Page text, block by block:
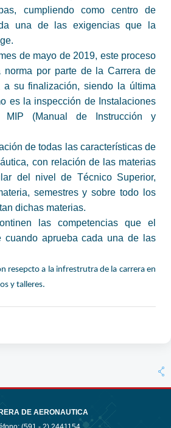
cumpliendo como centro de
una de las exigencias que la
de mayo de 2019, este proceso
norma por parte de la Carrera de
a su finalización, siendo la última
es la inspección de Instalaciones
(Manual de Instrucción y
de todas las características de
con relación de las materias
del nivel de Técnico Superior,
semestres y sobre todo los
dichas materias.
las competencias que el
cuando aprueba cada una de las
resepcto a la infrestrutra de la carrera en
y talleres.
DE AERONAUTICA